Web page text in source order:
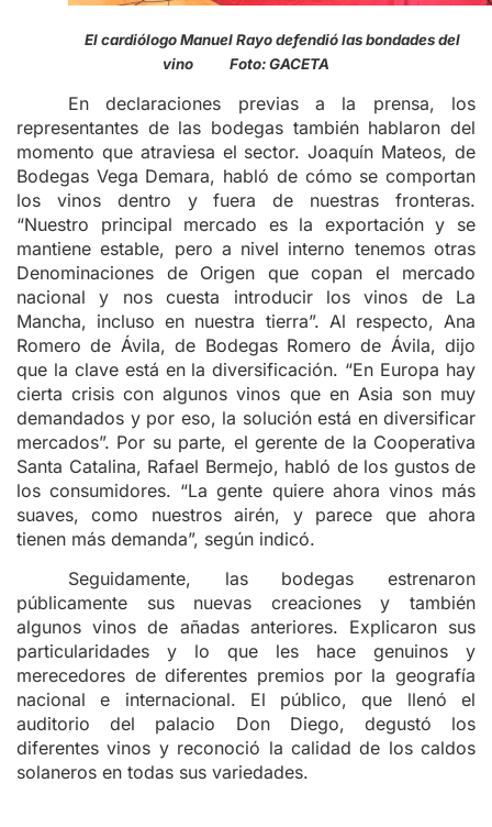
El cardiólogo Manuel Rayo defendió las bondades del
vino Foto: GACETA
En declaraciones previas a la prensa, los
representantes de las bodegas también hablaron del
momento que atraviesa el sector. Joaquín Mateos, de
Bodegas Vega Demara, habló de cómo se comportan
los vinos dentro y fuera de nuestras fronteras.
“Nuestro principal mercado es la exportación y se
mantiene estable, pero a nivel interno tenemos otras
Denominaciones de Origen que copan el mercado
nacional y nos cuesta introducir los vinos de La
Mancha, incluso en nuestra tierra”. Al respecto, Ana
Romero de Ávila, de Bodegas Romero de Ávila, dijo
que la clave está en la diversificación. “En Europa hay
cierta crisis con algunos vinos que en Asia son muy
demandados y por eso, la solución está en diversificar
mercados”. Por su parte, el gerente de la Cooperativa
Santa Catalina, Rafael Bermejo, habló de los gustos de
los consumidores. “La gente quiere ahora vinos más
suaves, como nuestros airén, y parece que ahora
tienen más demanda”, según indicó.
Seguidamente, las bodegas estrenaron
públicamente sus nuevas creaciones y también
algunos vinos de añadas anteriores. Explicaron sus
particularidades y lo que les hace genuinos y
merecedores de diferentes premios por la geografía
nacional e internacional. El público, que llenó el
auditorio del palacio Don Diego, degustó los
diferentes vinos y reconoció la calidad de los caldos
solaneros en todas sus variedades.